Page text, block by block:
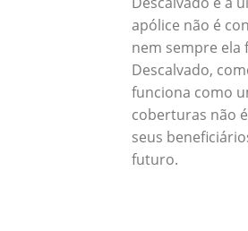
apólice não é
nem sempre ela
Descalvado,
funciona como
coberturas não
seus
futuro.